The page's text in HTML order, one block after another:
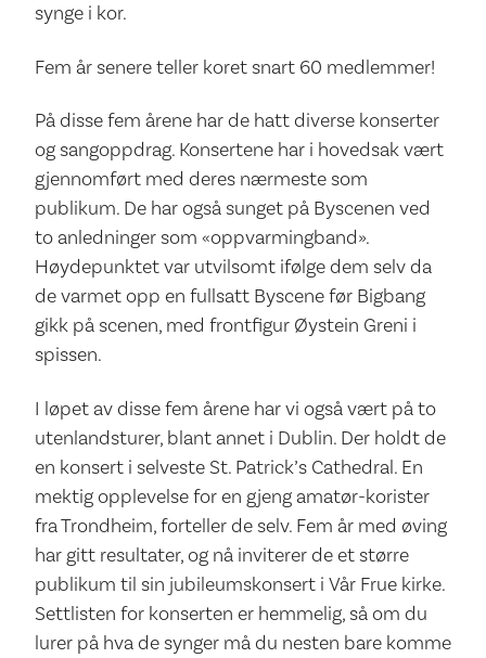
synge i kor.
Fem år senere teller koret snart 60 medlemmer!
På disse fem årene har de hatt diverse konserter
og sangoppdrag. Konsertene har i hovedsak vært
gjennomført med deres nærmeste som
publikum. De har også sunget på Byscenen ved
to anledninger som «oppvarmingband».
Høydepunktet var utvilsomt ifølge dem selv da
de varmet opp en fullsatt Byscene før Bigbang
gikk på scenen, med frontfigur Øystein Greni i
spissen.
I løpet av disse fem årene har vi også vært på to
utenlandsturer, blant annet i Dublin. Der holdt de
en konsert i selveste St. Patrick’s Cathedral. En
mektig opplevelse for en gjeng amatør-korister
fra Trondheim, forteller de selv. Fem år med øving
har gitt resultater, og nå inviterer de et større
publikum til sin jubileumskonsert i Vår Frue kirke.
Settlisten for konserten er hemmelig, så om du
lurer på hva de synger må du nesten bare komme